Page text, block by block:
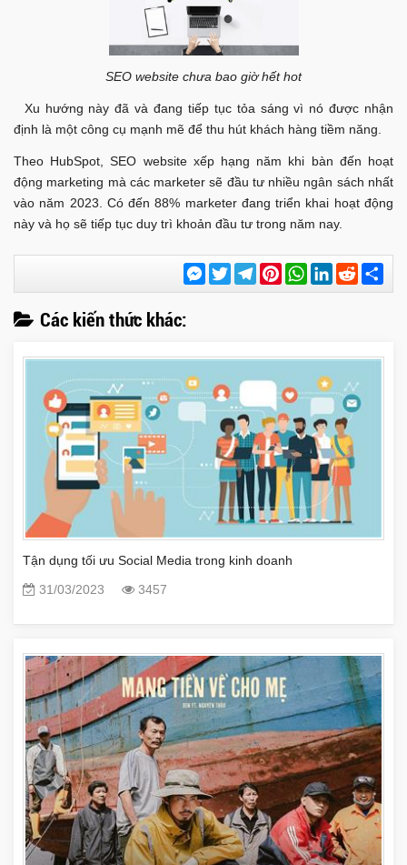
SEO website chưa bao giờ hết hot
Xu hướng này đã và đang tiếp tục tỏa sáng vì nó được nhận
định là một công cụ mạnh mẽ để thu hút khách hàng tiềm năng.
Theo HubSpot, SEO website xếp hạng năm khi bàn đến hoạt
động marketing mà các marketer sẽ đầu tư nhiều ngân sách nhất
vào năm 2023. Có đến 88% marketer đang triển khai hoạt động
này và họ sẽ tiếp tục duy trì khoản đầu tư trong năm nay.
Messenger
TwitterTelegramPinterestWhatsApp
LinkedInReddit
Các kiến thức khác:
Tận dụng tối ưu Social Media trong kinh doanh
31/03/2023
3457